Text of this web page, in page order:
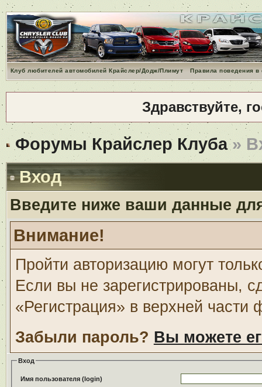
Клуб любителей автомобилей Крайслер/Додж/Плимут Правила поведения
Здравствуйте,
Форумы Крайслер Клуба»
Вход
Введите ниже ваши данные
Внимание!
Пройти авторизацию могут
Если вы не зарегистрированы,
«Регистрация» в верхней части
Забыли пароль? Вы можете
Вход
Имя пользователя (login)